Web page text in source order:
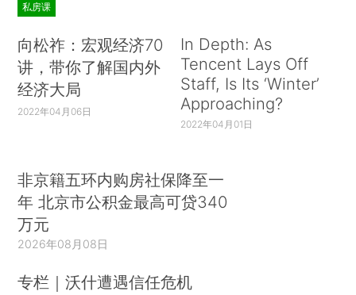
私房课
向松祚：宏观经济70
讲，带你了解国内外
经济大局
2022年04月06日
In Depth: As
Tencent Lays Off
Staff, Is Its ‘Winter’
Approaching?
2022年04月01日
非京籍五环内购房社保降至一
年 北京市公积金最高可贷340
万元
2026年08月08日
专栏｜沃什遭遇信任危机